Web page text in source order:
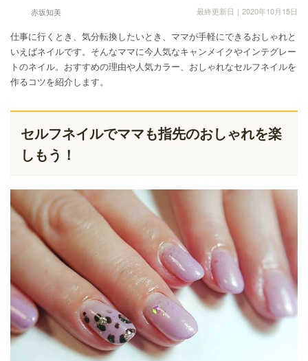
赤坂知美 最終更新日｜2020年10月15日
仕事に行くとき、気分転換したいとき、ママが手軽にできるおしゃれと
いえばネイルです。そんなママに今人気なキャンメイクやインテグレー
トのネイル。おすすめの理由や人気カラー、おしゃれなセルフネイルを
作るコツを紹介します。
セルフネイルでママも指先のおしゃれを楽
しもう！